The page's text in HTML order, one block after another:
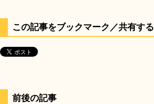
この記事をブックマーク／共有する
前後の記事